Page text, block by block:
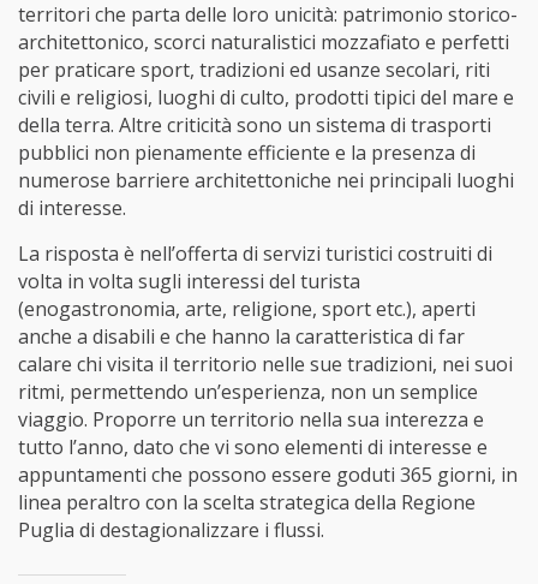
territori che parta delle loro unicità: patrimonio storico-
architettonico, scorci naturalistici mozzafiato e perfetti
per praticare sport, tradizioni ed usanze secolari, riti
civili e religiosi, luoghi di culto, prodotti tipici del mare e
della terra. Altre criticità sono un sistema di trasporti
pubblici non pienamente efficiente e la presenza di
numerose barriere architettoniche nei principali luoghi
di interesse.
La risposta è nell’offerta di servizi turistici costruiti di
volta in volta sugli interessi del turista
(enogastronomia, arte, religione, sport etc.), aperti
anche a disabili e che hanno la caratteristica di far
calare chi visita il territorio nelle sue tradizioni, nei suoi
ritmi, permettendo un’esperienza, non un semplice
viaggio. Proporre un territorio nella sua interezza e
tutto l’anno, dato che vi sono elementi di interesse e
appuntamenti che possono essere goduti 365 giorni, in
linea peraltro con la scelta strategica della Regione
Puglia di destagionalizzare i flussi.